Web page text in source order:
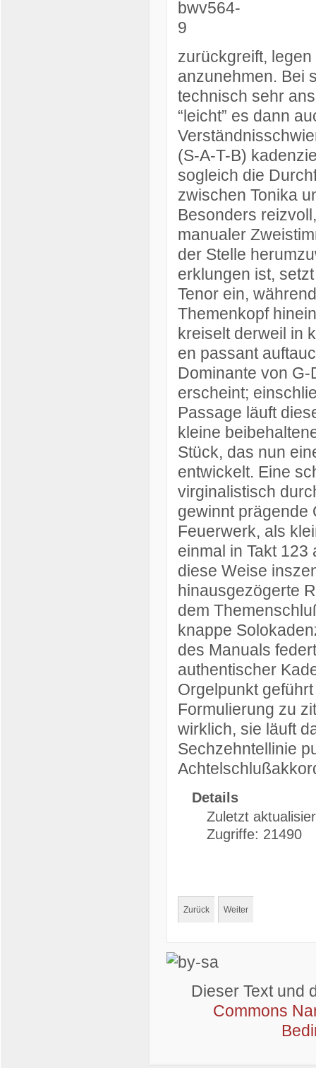
zurückgreift,
anzunehmen. Bei
technisch sehr
“leicht” es dann
(S-A-T-B)
sogleich die
zwischen Tonika
Besonders
manualer
der Stelle
erklungen ist,
Tenor ein,
Themenkopf
kreiselt derweil in
en passant
Dominante von
erscheint;
Passage läuft
kleine
Stück, das nun
entwickelt. Eine
virginalistisch
gewinnt prägende
Feuerwerk, als
einmal in Takt
diese Weise
hinausgezögerte
dem
knappe
des Manuals
authentischer
Orgelpunkt
Formulierung zu
wirklich, sie läuft
Sechzehntellinie
Details
Zuletzt
Zugriffe: 21490
Zurück Weiter
Dieser Text und
Commons